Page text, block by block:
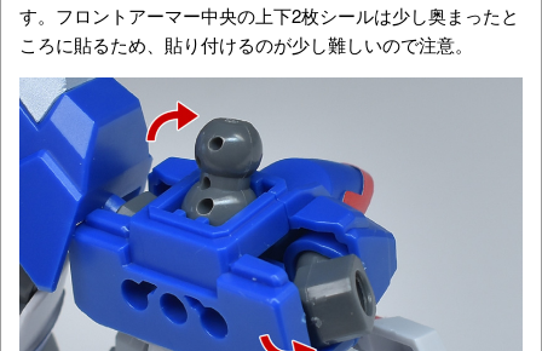
す。フロントアーマー中央の上下2枚シールは少し奥まったと
ころに貼るため、貼り付けるのが少し難しいので注意。